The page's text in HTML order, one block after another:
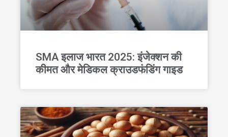
SMA इलाज भारत 2025: इंजेक्शन की
कीमत और मेडिकल क्राउडफंडिंग गाइड